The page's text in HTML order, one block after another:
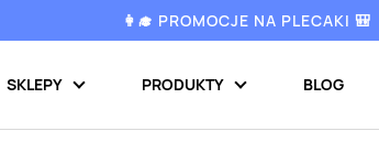
👩‍🎓 PROMOCJE NA PLECAKI 🎒
SKLEPY PRODUKTY BLOG